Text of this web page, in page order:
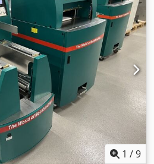
cabina en la parte delantera
niveladora (plegable
le brindamos asistencia
arrendamiento a través
los datos sin garantía. Salvo
1 /9